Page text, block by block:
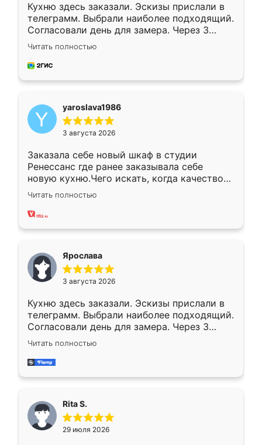
Кухню здесь заказали. Эскизы прислали в
телеграмм. Выбрали наиболее подходящий.
Согласовали день для замера. Через 3
недели кухня была уже готова. Остались
довольны работой. Спасибо Ренессанс
мебель за качественную работу!
Читать полностью
yaroslava1986
3 августа 2026
Заказала себе новый шкаф в студии
Ренессанс где ранее заказывала себе
новую кухню.Чего искать, когда качеством
вполне довольна. Служит кухня уже почти
два года, нареканий нет.
Читать полностью
Ярослава
3 августа 2026
Кухню здесь заказали. Эскизы прислали в
телеграмм. Выбрали наиболее подходящий.
Согласовали день для замера. Через 3
недели кухня была уже готова. Остались
довольны работой. Спасибо Ренессанс
мебель за качественную работу!
Читать полностью
Rita S.
29 июля 2026